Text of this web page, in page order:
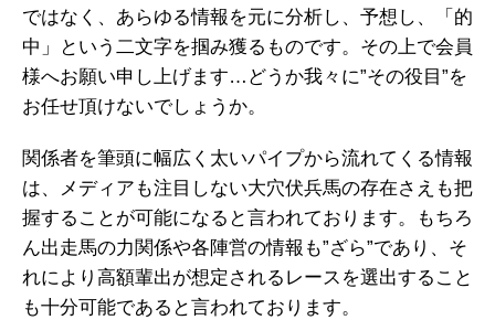
ではなく、あらゆる情報を元に分析し、予想し、「的
中」という二文字を掴み獲るものです。その上で会員
様へお願い申し上げます…どうか我々に”その役目”を
お任せ頂けないでしょうか。
関係者を筆頭に幅広く太いパイプから流れてくる情報
は、メディアも注目しない大穴伏兵馬の存在さえも把
握することが可能になると言われております。もちろ
ん出走馬の力関係や各陣営の情報も”ざら”であり、そ
れにより高額輩出が想定されるレースを選出すること
も十分可能であると言われております。